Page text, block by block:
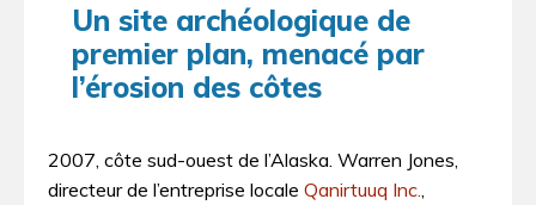
Un site archéologique de
premier plan, menacé par
l’érosion des côtes
2007, côte sud-ouest de l’Alaska. Warren Jones,
directeur de l’entreprise locale Qanirtuuq Inc.